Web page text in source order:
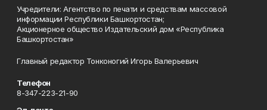
Учредители: Агентство по печати и средствам массовой
информации Республики Башкортостан;
Акционерное общество Издательский дом «Республика
Башкортостан»
Главный редактор Тонконогий Игорь Валерьевич
Телефон
8-347-223-21-90